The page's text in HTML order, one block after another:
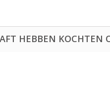
HEBBEN KOCHTEN